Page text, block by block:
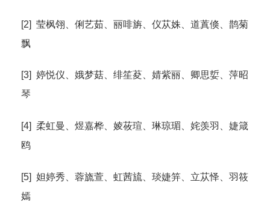
[2] 莹枫翎、俐艺茹、丽啡旃、仪苁姝、道蒖倏、鹊菊
飘
[3] 婷悦仪、娥梦菇、绯笙荾、婧紫丽、卿思娎、萍昭
琴
[4] 柔虹曼、煜嘉桦、婈莜瑄、琳琼瑂、姹羡羽、婕箴
鸥
[5] 妲婷秀、蓉旒萱、虹茜旈、琰婕笄、立苁怿、羽筱
嫣